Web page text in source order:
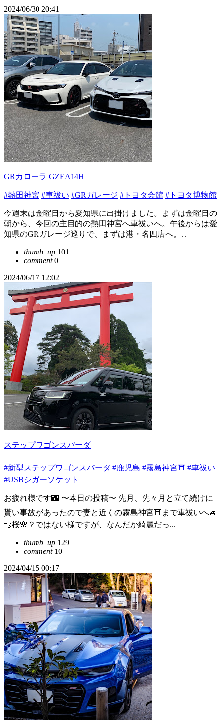
2024/06/30 20:41
GRカローラ GZEA14H
#熱田神宮 #車祓い #GRガレージ #トヨタ会館 #トヨタ博物館
今週末は金曜日から愛知県に出掛けました。まずは金曜日の
朝から、今回の主目的の熱田神宮へ車祓いへ。午後からは愛
知県のGRガレージ巡りで、まずは港・名四店へ。...
thumb_up 101
comment0
2024/06/17 12:02
ステップワゴンスパーダ
#新型ステップワゴンスパーダ #鹿児島 #霧島神宮⛩️ #車祓い
#USBシガーソケット
お疲れ様です🌃 〜本日の投稿〜 先月、先々月と立て続けに
貰い事故があったので妻と近くの霧島神宮⛩️まで車祓いへ🚙
💨桜🌸？ではない様ですが、なんだか綺麗だっ...
thumb_up 129
comment10
2024/04/15 00:17